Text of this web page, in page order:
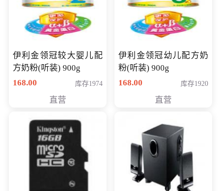
伊利金领冠较大婴儿配
方奶粉(听装) 900g
168.00
库存1974
直营
伊利金领冠幼儿配方奶
粉(听装) 900g
168.00
库存1920
直营